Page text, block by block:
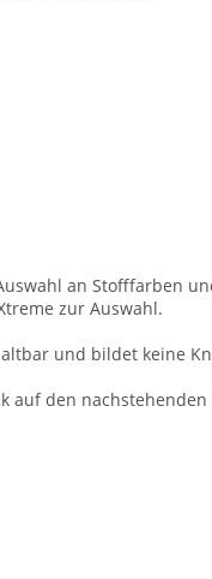
an Stofffarben
zur Auswahl.
und bildet keine
auf den nachstehenden